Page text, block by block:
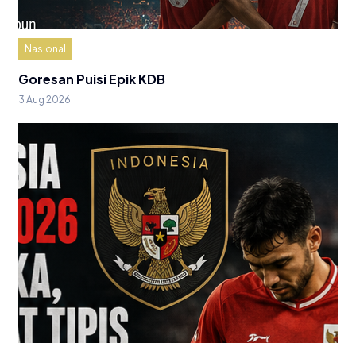
Nasional
Goresan Puisi Epik KDB
3 Aug 2026